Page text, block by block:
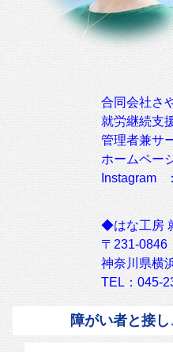
合同会社さ
就労継続支
管理者兼サ
ホームペー
Instagram
◆はな工房
〒231-0846
神奈川県横
TEL：045-
障がい者と接